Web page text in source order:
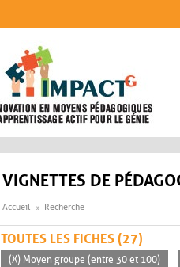
VIGNETTES DE
Accueil Recherche
TOUTES LES FICHES (27)
(X) Moyen groupe (entre 30 et 100)